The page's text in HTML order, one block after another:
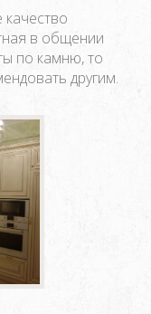
в общении
по камню, то
другим.